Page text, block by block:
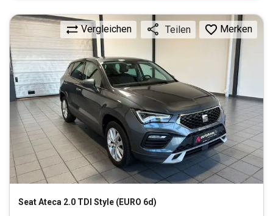
SeatAteca 2.0 TDI Style (EURO 6d)
Vergleichen Teilen Merken